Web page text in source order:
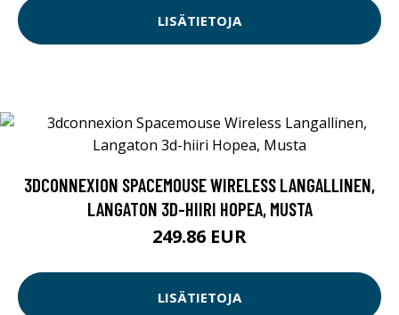
LISÄTIETOJA
3DCONNEXION SPACEMOUSE WIRELESS LANGALLINEN,
LANGATON 3D-HIIRI HOPEA, MUSTA
249.86 EUR
LISÄTIETOJA